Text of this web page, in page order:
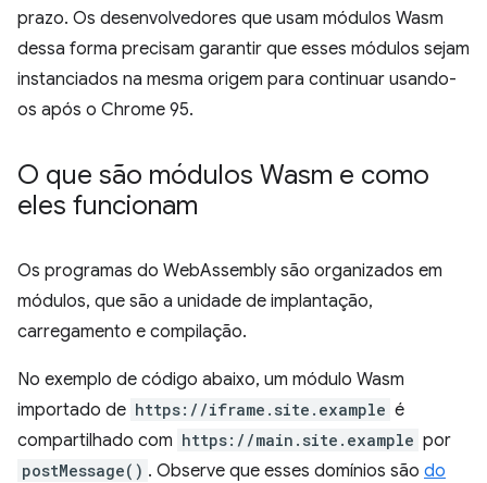
prazo. Os desenvolvedores que usam módulos Wasm
dessa forma precisam garantir que esses módulos sejam
instanciados na mesma origem para continuar usando-
os após o Chrome 95.
O que são módulos Wasm e como
eles funcionam
Os programas do WebAssembly são organizados em
módulos, que são a unidade de implantação,
carregamento e compilação.
No exemplo de código abaixo, um módulo Wasm
importado de https://iframe.site.example é
compartilhado com https://main.site.example por
postMessage() . Observe que esses domínios são do